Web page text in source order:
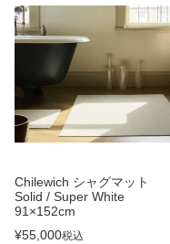
Chilewich シャグマット
Solid / Super White
91×152cm
¥55,000税込